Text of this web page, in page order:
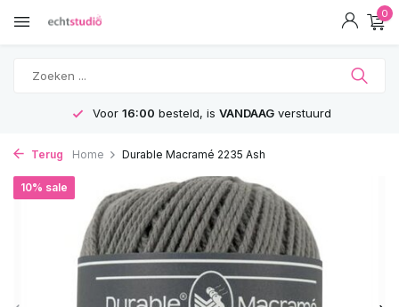
0
Voor 16:00 besteld, is VANDAAGverstuurd
Terug Home Durable Macramé 2235 Ash
10% sale